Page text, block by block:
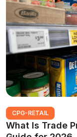
CPG-RETAIL
What Is Trade